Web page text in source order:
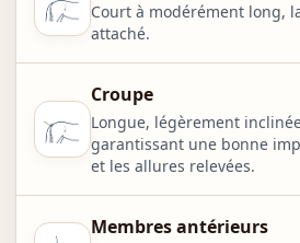
Court à modérément long,
attaché.
Croupe
Longue, légèrement
garantissant une bonne
et les allures relevées.
Membres antérieurs